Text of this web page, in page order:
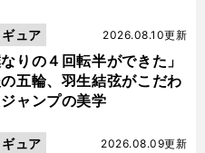
なりの４回転半ができた」
五輪、羽生結弦がこだわ
ャンプの美学
2026.08.10更新
ュア
2026.08.09更新
ュア